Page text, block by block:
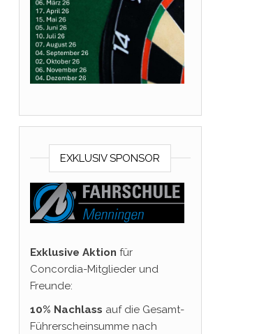
EXKLUSIV SPONSOR
Exklusive Aktion für
Concordia-Mitglieder und
Freunde:
10% Nachlass auf die Gesamt-
Führerscheinsumme nach